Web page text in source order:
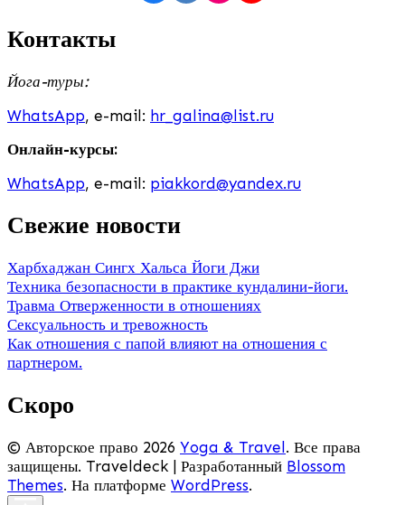
Контакты
Йога-туры:
WhatsApp, e-mail: hr_galina@list.ru
Онлайн-курсы:
WhatsApp, e-mail: piakkord@yandex.ru
Свежие новости
Харбхаджан Сингх Хальса Йоги Джи
Техника безопасности в практике кундалини-йоги.
Травма Отверженности в отношениях
Сексуальность и тревожность
Как отношения с папой влияют на отношения с
партнером.
Скоро
© Авторское право 2026 Yoga & Travel . Все права
защищены. Traveldeck | Разработанный Blossom
Themes. На платформе WordPress.